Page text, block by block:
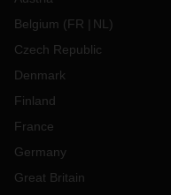
Belgium (FR NL )
Czech Republic
Denmark
Finland
France
Germany
Great Britain